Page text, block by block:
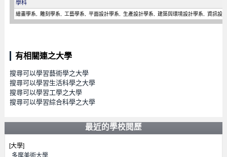
學科
繪畫學系 雕刻學系 工藝學系 平面設計學系 生產設計學系 建築與環境設計學系 資訊設
有相關連之大學
搜尋可以學習藝術學之大學
搜尋可以學習生活科學之大學
搜尋可以學習工學之大學
搜尋可以學習綜合科學之大學
最近的學校閱歷
[大學]